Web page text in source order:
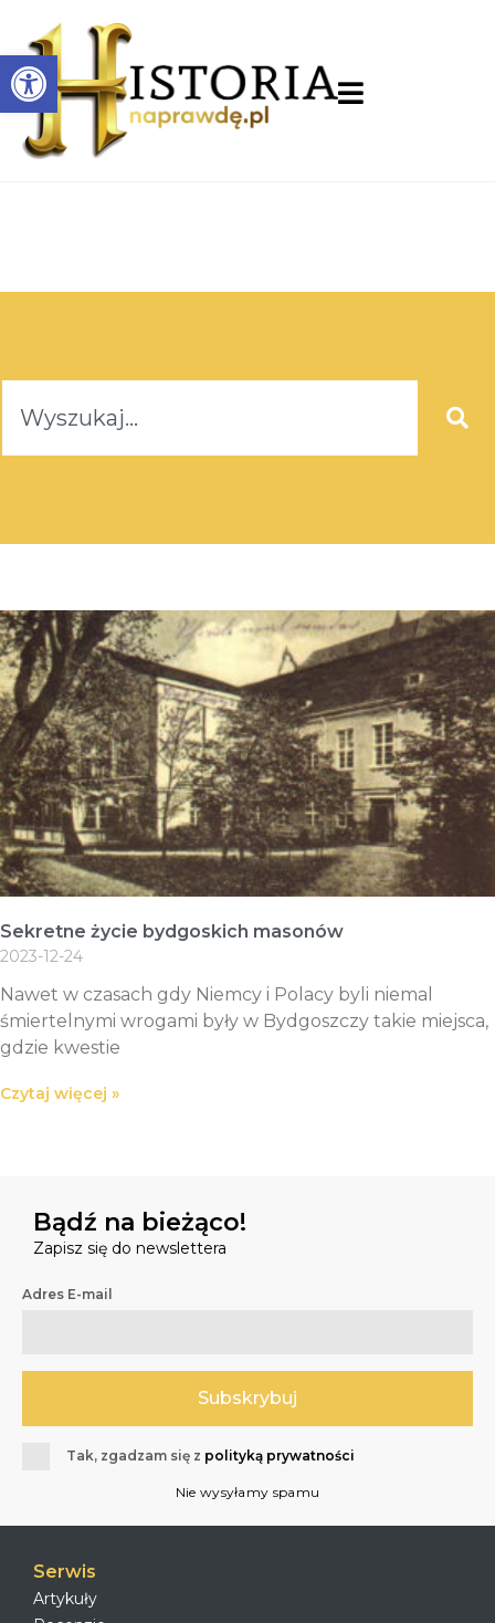
Otwórz pasek narzędzi
Sekretne życie bydgoskich masonów
2023-12-24
Nawet w czasach gdy Niemcy i Polacy byli niemal
śmiertelnymi wrogami były w Bydgoszczy takie miejsca,
gdzie kwestie
Czytaj więcej »
Bądź na bieżąco!
Zapisz się do newslettera
Adres E-mail
Tak, zgadzam się z polityką prywatności
Nie wysyłamy spamu
Serwis
Artykuły